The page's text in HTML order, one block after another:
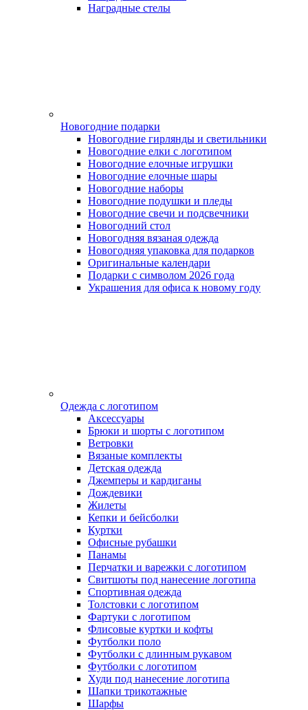
Наградные стелы
Новогодние подарки
Новогодние гирлянды и светильники
Новогодние елки с логотипом
Новогодние елочные игрушки
Новогодние елочные шары
Новогодние наборы
Новогодние подушки и пледы
Новогодние свечи и подсвечники
Новогодний стол
Новогодняя вязаная одежда
Новогодняя упаковка для подарков
Оригинальные календари
Подарки с символом 2026 года
Украшения для офиса к новому году
Одежда с логотипом
Аксессуары
Брюки и шорты с логотипом
Ветровки
Вязаные комплекты
Детская одежда
Джемперы и кардиганы
Дождевики
Жилеты
Кепки и бейсболки
Куртки
Офисные рубашки
Панамы
Перчатки и варежки с логотипом
Свитшоты под нанесение логотипа
Спортивная одежда
Толстовки с логотипом
Фартуки с логотипом
Флисовые куртки и кофты
Футболки поло
Футболки с длинным рукавом
Футболки с логотипом
Худи под нанесение логотипа
Шапки трикотажные
Шарфы